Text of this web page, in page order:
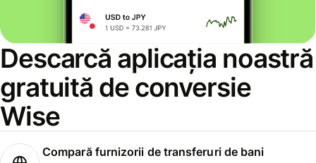
Descarcă aplicația noastră
gratuită de conversie
Wise
Compară furnizorii de transferuri de bani